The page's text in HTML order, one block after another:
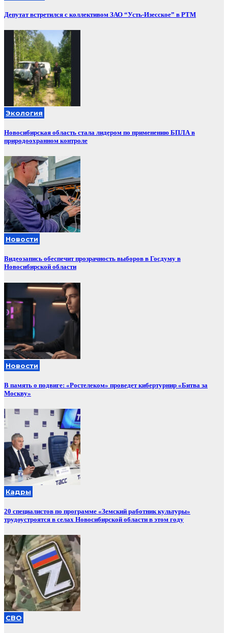
Депутат встретился с коллективом ЗАО “Усть-Изесское” в РТМ
Экология
Новосибирская область стала лидером по применению БПЛА в
природоохранном контроле
Новости
Видеозапись обеспечит прозрачность выборов в Госдуму в
Новосибирской области
Новости
В память о подвиге: «Ростелеком» проведет кибертурнир «Битва за
Москву»
Кадры
20 специалистов по программе «Земский работник культуры»
трудоустроятся в селах Новосибирской области в этом году
СВО